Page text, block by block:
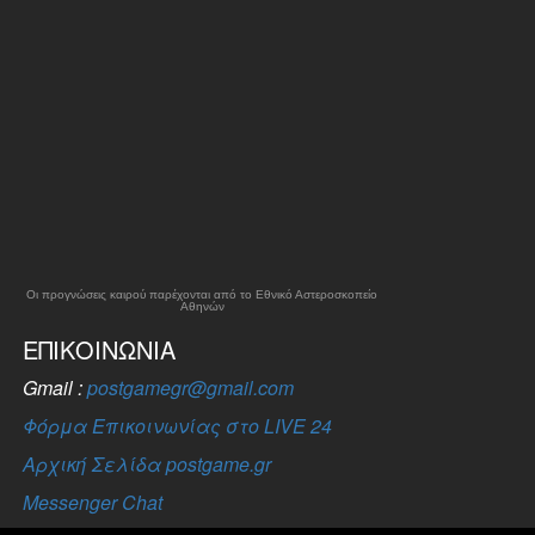
Οι προγνώσεις καιρού παρέχονται από το Εθνικό Αστεροσκοπείο
Αθηνών
ΕΠΙΚΟΙΝΩΝΊΑ
Gmail :postgamegr@gmail.com
Φόρμα Επικοινωνίας στο LIVE 24
Αρχική Σελίδα postgame.gr
Messenger Chat